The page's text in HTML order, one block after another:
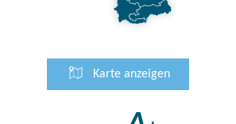
Karte anzeigen